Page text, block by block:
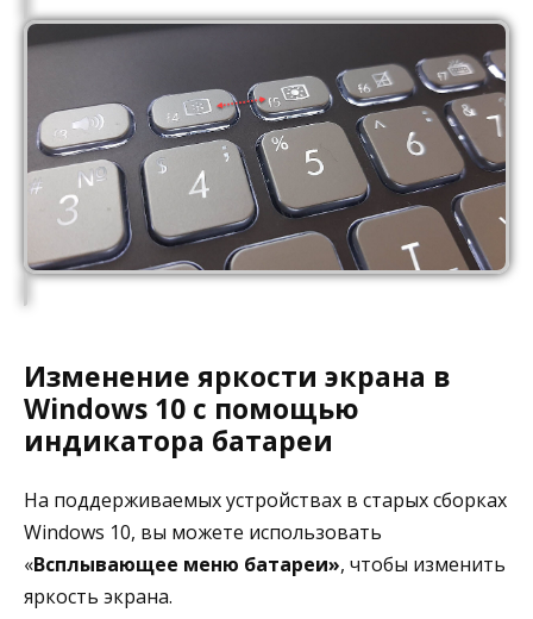
Изменение яркости экрана в
Windows 10 с помощью
индикатора батареи
На поддерживаемых устройствах в старых сборках
Windows 10, вы можете использовать
«Всплывающее меню батареи», чтобы изменить
яркость экрана.